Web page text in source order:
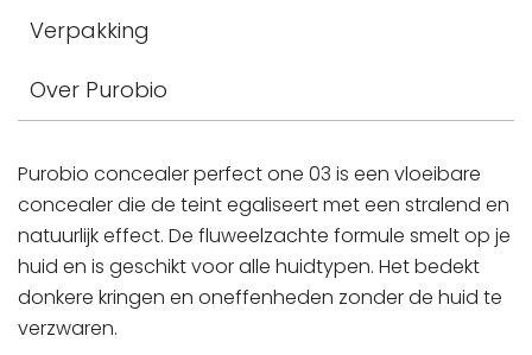
Verpakking
Over Purobio
Purobio concealer perfect one 03 is een vloeibare
concealer die de teint egaliseert met een stralend en
natuurlijk effect. De fluweelzachte formule smelt op je
huid en is geschikt voor alle huidtypen. Het bedekt
donkere kringen en oneffenheden zonder de huid te
verzwaren.